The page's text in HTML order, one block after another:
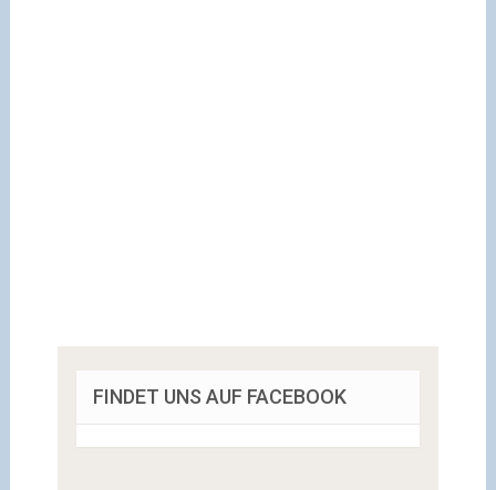
FINDET UNS AUF FACEBOOK